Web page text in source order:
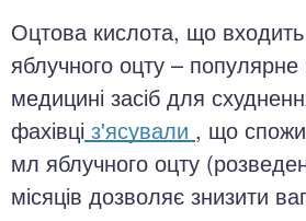
Оцтова кислота, що
яблучного оцту – популярне
медицині засіб для
фахівці з'ясували , що
мл яблучного оцту
місяців дозволяє знизити